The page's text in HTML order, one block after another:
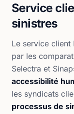
Service
sinistres
Le service client
par les
Selectra et
accessibilité
les syndicats
processus de